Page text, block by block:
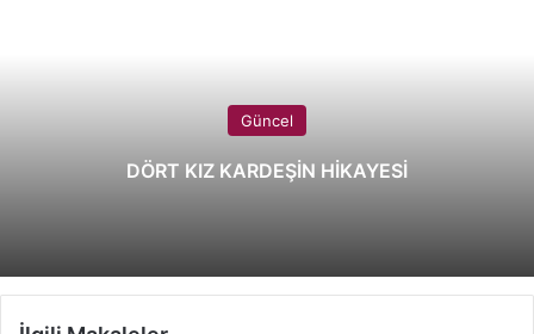
Güncel
DÖRT KIZ KARDEŞİN HİKAYESİ